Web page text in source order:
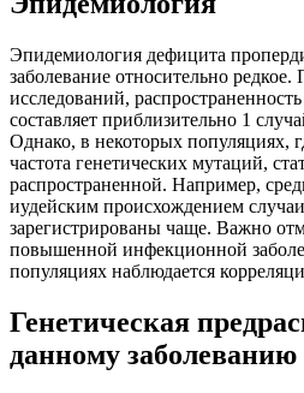
Эпидемиология дефицита
заболевание относительно
исследований,
составляет приблизительно 1
Однако, в некоторых популяциях,
частота генетических мутаций,
распространенной. Например,
иудейским происхождением
зарегистрированы чаще. Важно
повышенной инфекционной
популяциях наблюдается
Генетическая
данному заболеванию